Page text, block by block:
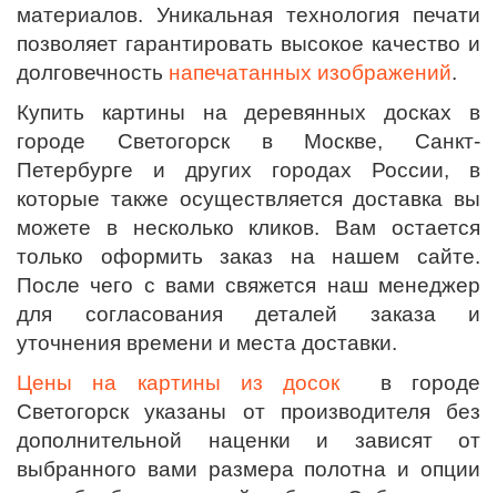
материалов. Уникальная технология печати
позволяет гарантировать высокое качество и
долговечность напечатанных изображений.
Купить картины на деревянных досках в
городе Светогорск в Москве, Санкт-
Петербурге и других городах России, в
которые также осуществляется доставка вы
можете в несколько кликов. Вам остается
только оформить заказ на нашем сайте.
После чего с вами свяжется наш менеджер
для согласования деталей заказа и
уточнения времени и места доставки.
Цены на картины из досок
в городе
Светогорскуказаны от производителя без
дополнительной наценки и зависят от
выбранного вами размера полотна и опции